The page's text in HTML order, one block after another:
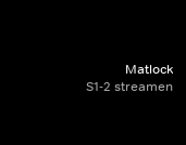
Matlock
S1-2 streamen